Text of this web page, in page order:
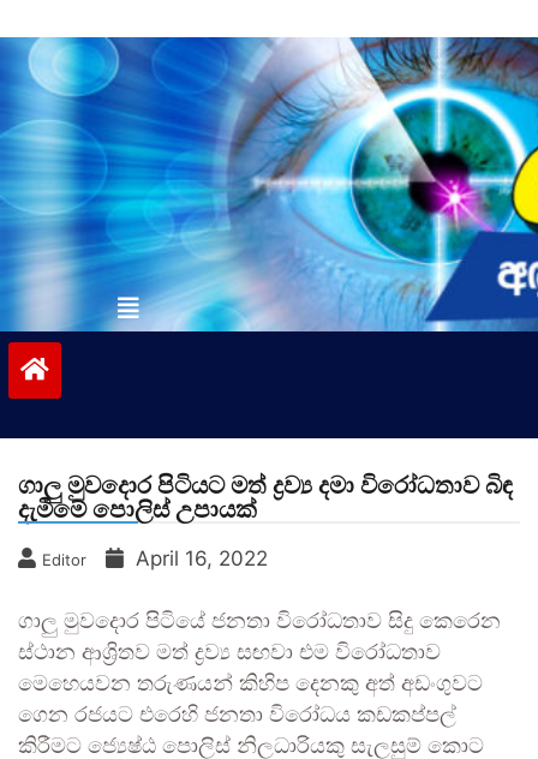
to
contentvinivida.lk
ගාලු මුවදොර පිටියට මත් ද්‍රව්‍ය දමා විරෝධතාව බිඳ
දැමීමේ පොලිස් උපායක්
Editor April 16, 2022
ගාලු මුවදොර පිටියේ ජනතා විරෝධතාව සිදු කෙරෙන
ස්ථාන ආශ්‍රිතව මත් ද්‍රව්‍ය සඟවා එම විරෝධතාව
මෙහෙයවන තරුණයන් කිහිප දෙනකු අත් අඩංගුවට
ගෙන රජයට එරෙහි ජනතා විරෝධය කඩකප්පල්
කිරීමට ජ්‍යෙෂ්ඨ පොලිස් නිලධාරියකු සැලසුම් කොට